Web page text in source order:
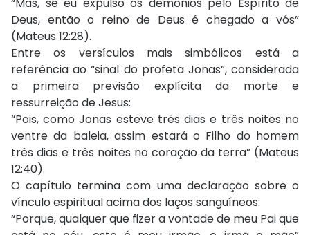
“Mas, se eu expulso os demônios pelo Espírito de
Deus, então o reino de Deus é chegado a vós”
(Mateus 12:28).
Entre os versículos mais simbólicos está a
referência ao “sinal do profeta Jonas”, considerada
a primeira previsão explícita da morte e
ressurreição de Jesus:
“Pois, como Jonas esteve três dias e três noites no
ventre da baleia, assim estará o Filho do homem
três dias e três noites no coração da terra” (Mateus
12:40).
O capítulo termina com uma declaração sobre o
vínculo espiritual acima dos laços sanguíneos:
“Porque, qualquer que fizer a vontade de meu Pai que